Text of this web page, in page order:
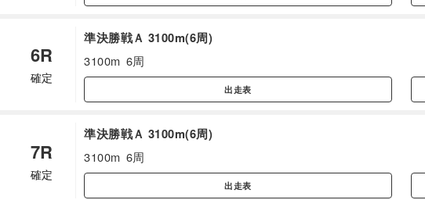
6R
確定
準決勝戦Ａ 3100m(6周)
3100m 6周
出走表
7R
確定
準決勝戦Ａ 3100m(6周)
3100m 6周
出走表